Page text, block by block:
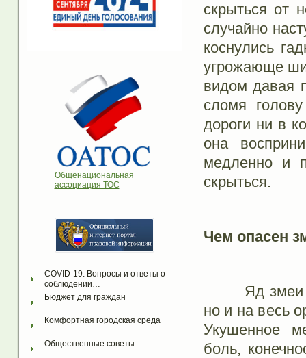
Общенациональная
ассоциация ТОС
COVID-19. Вопросы и ответы о
соблюдении…
Бюджет для граждан
Комфортная городская среда
Общественные советы
скрыться от
случайно
коснулись
угрожающе
видом давая
сломя
дороги ни в
она
медленно и
скрыться.
Чем опасен
Яд змеи
но и на весь
Укушенное
боль,